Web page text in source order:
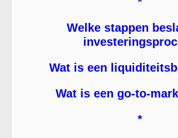
Welke stappen
Wat is een
Wat is een go-to-
*